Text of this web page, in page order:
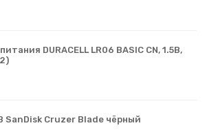
DURACELL LR06 BASIC CN, 1.5В,
SanDisk Cruzer Blade чёрный